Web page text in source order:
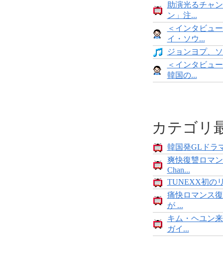
助演光るチャ
ン」注...
＜インタビュ
イ・ソウ...
ジョンヨプ、
＜インタビュ
韓国の...
カテゴリ
韓国発GLドラ
爽快復讐ロマ
Chan...
TUNEXX初の
痛快ロマンス
が ...
キム・ヘユン
ガイ...